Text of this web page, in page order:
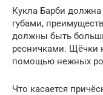
Кукла Барби
губами,
должны быть
ресничками. Щёчки
помощью нежных
Что касается